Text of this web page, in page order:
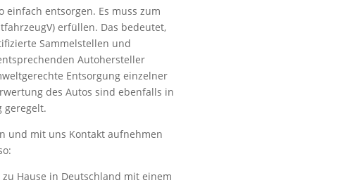
entsorgen. Es muss zum
erfüllen. Das bedeutet,
Sammelstellen und
Autohersteller
Entsorgung einzelner
des Autos sind ebenfalls in
geregelt.
und mit uns Kontakt aufnehmen
Hause in Deutschland mit einem